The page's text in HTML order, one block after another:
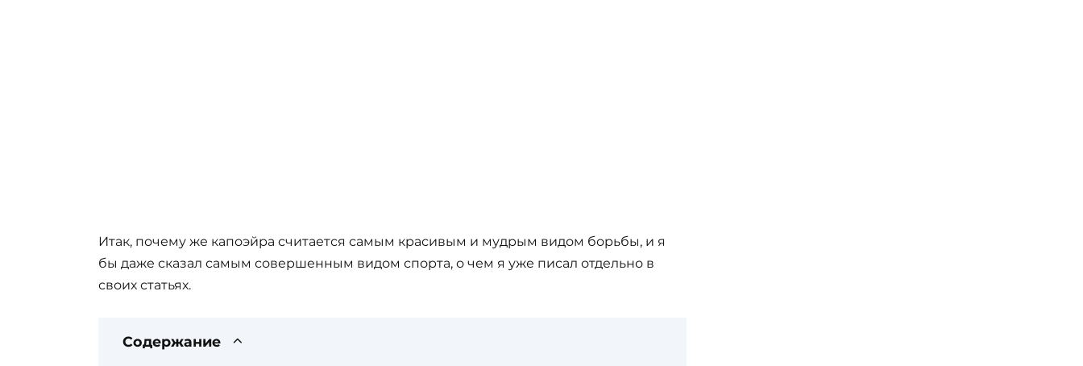
Итак, почему же капоэйра считается самым красивым и мудрым видом борьбы, и я
бы даже сказал самым совершенным видом спорта, о чем я уже писал отдельно в
своих статьях.
Содержание